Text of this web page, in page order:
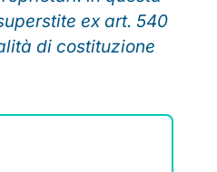
ex art. 540
di costituzione